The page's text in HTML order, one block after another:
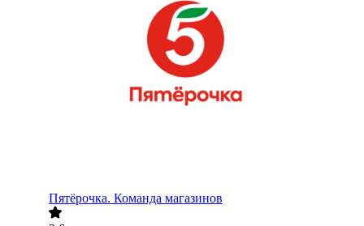
Пятёрочка. Команда магазинов